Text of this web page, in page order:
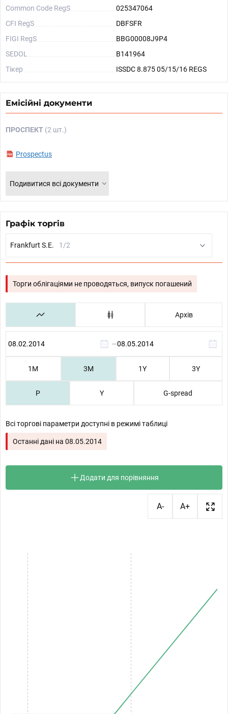
Common Code RegS
025347064
CFI RegS
DBFSFR
FIGI RegS
BBG00008J9P4
SEDOL
B141964
Тікер
ISSDC 8.875 05/15/16 REGS
Емісійні документи
ПРОСПЕКТ (2 шт.)
Prospectus
Подивитися всі документи
Графік торгів
Frankfurt S.E. 1/2
Торги облігаціями не проводяться, випуск погашений
Архів
—
1М 3М 1Y 3Y
P Y G-spread
Всі торгові параметри доступні в режимі таблиці
Останні дані на 08.05.2014
Додати для порівняння
A- A+